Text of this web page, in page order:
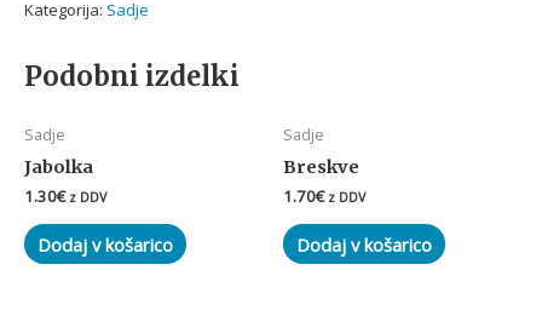
Kategorija: Sadje
Podobni izdelki
Sadje
Jabolka
1.30€ z DDV
Dodaj v košarico
Sadje
Breskve
1.70€ z DDV
Dodaj v košarico